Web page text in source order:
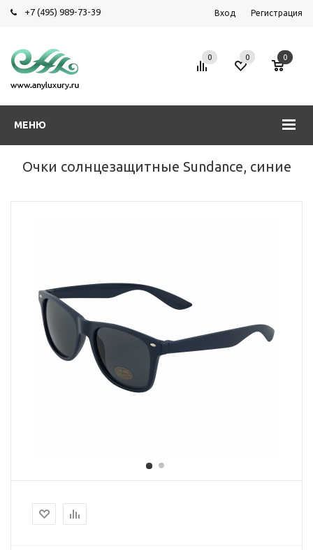
+7 (495) 989-73-39 Вход Регистрация
МЕНЮ
0 0 0
Очки солнцезащитные Sundance, синие